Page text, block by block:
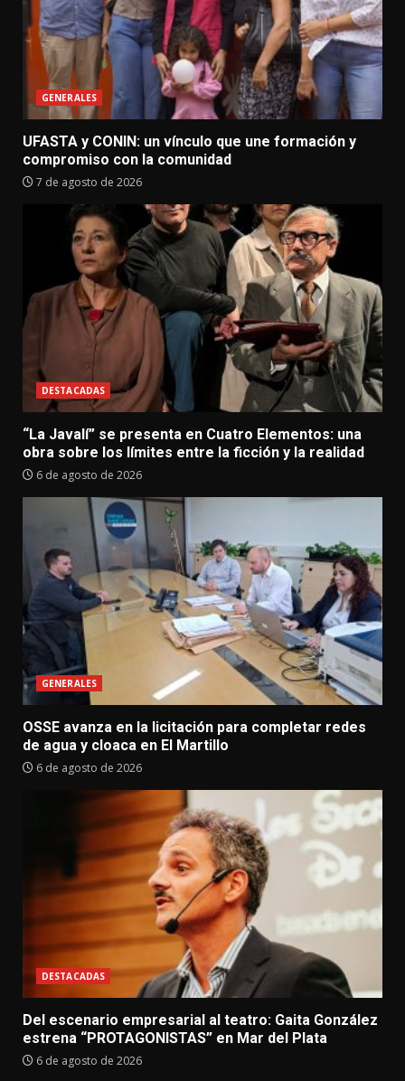
GENERALES
UFASTA y CONIN: un vínculo que une formación y
compromiso con la comunidad
7 de agosto de 2026
DESTACADAS
“La Javalí” se presenta en Cuatro Elementos: una
obra sobre los límites entre la ficción y la realidad
6 de agosto de 2026
GENERALES
OSSE avanza en la licitación para completar redes
de agua y cloaca en El Martillo
6 de agosto de 2026
DESTACADAS
Del escenario empresarial al teatro: Gaita González
estrena “PROTAGONISTAS” en Mar del Plata
6 de agosto de 2026